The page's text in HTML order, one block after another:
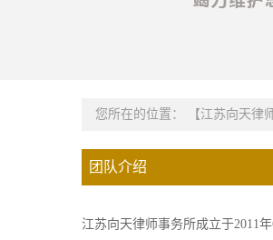
您所在的位置： 【江苏向天律
团队介绍
江苏向天律师事务所成立于2011